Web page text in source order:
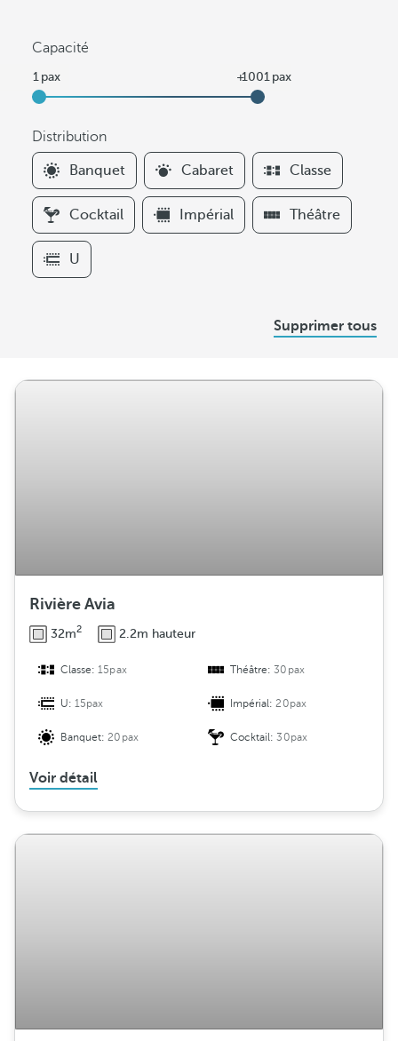
Capacité
Distribution
F
i
l
t
e
r
Banquet Cabaret Classe
Cocktail Impérial Théâtre
U
Supprimer tous
Rivière Avia
32m2 2.2m hauteur
Classe:15pax Théâtre:30pax
U:15pax Impérial:20pax
Banquet:20pax Cocktail:30pax
Voir détail